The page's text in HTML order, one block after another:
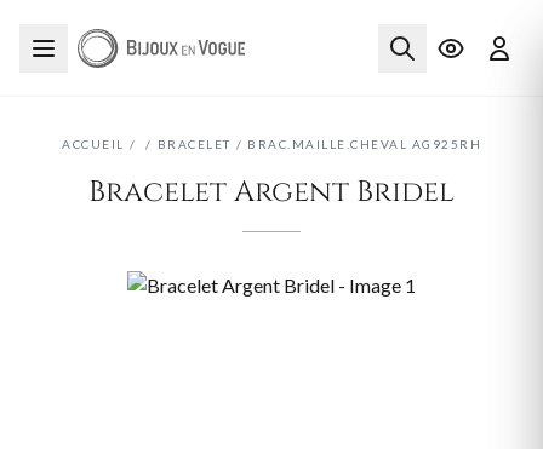
ACCUEIL / / BRACELET / BRAC.MAILLE.CHEVAL AG925RH
Bracelet Argent Bridel